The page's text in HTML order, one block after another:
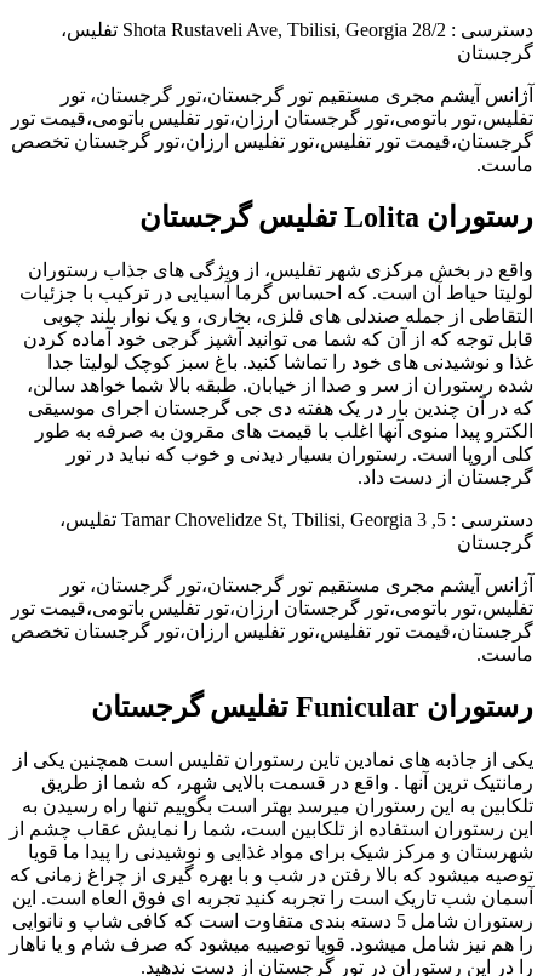
دسترسی : 28/2 Shota Rustaveli Ave, Tbilisi, Georgia تفلیس،
گرجستان
آژانس آیشم مجری مستقیم تور گرجستان،تور گرجستان، تور
تفلیس،تور باتومی،تور گرجستان ارزان،تور تفلیس باتومی،قیمت تور
گرجستان،قیمت تور تفلیس،تور تفلیس ارزان،تور گرجستان تخصص
ماست.
رستوران Lolita تفلیس گرجستان
واقع در بخش مرکزی شهر تفلیس، از ویژگی های جذاب رستوران
لولیتا حیاط آن است. که احساس گرما آسیایی در ترکیب با جزئیات
التقاطی از جمله صندلی های فلزی، بخاری، و یک نوار بلند چوبی
قابل توجه که از آن که شما می توانید آشپز گرجی خود آماده کردن
غذا و نوشیدنی های خود را تماشا کنید. باغ سبز کوچک لولیتا جدا
شده رستوران از سر و صدا از خیابان. طبقه بالا شما خواهد سالن،
که در آن چندین بار در یک هفته دی جی گرجستان اجرای موسیقی
الکترو پیدا منوی آنها اغلب با قیمت های مقرون به صرفه به طور
کلی اروپا است. رستوران بسیار دیدنی و خوب که نباید در تور
گرجستان از دست داد.
دسترسی : 5, 3 Tamar Chovelidze St, Tbilisi, Georgia تفلیس،
گرجستان
آژانس آیشم مجری مستقیم تور گرجستان،تور گرجستان، تور
تفلیس،تور باتومی،تور گرجستان ارزان،تور تفلیس باتومی،قیمت تور
گرجستان،قیمت تور تفلیس،تور تفلیس ارزان،تور گرجستان تخصص
ماست.
رستوران Funicular تفلیس گرجستان
یکی از جاذبه های نمادین تاین رستوران تفلیس است همچنین یکی از
رمانتیک ترین آنها . واقع در قسمت بالایی شهر، که شما از طریق
تلکابین به این رستوران میرسد بهتر است بگوییم تنها راه رسیدن به
این رستوران استفاده از تلکابین است، شما را نمایش عقاب چشم از
شهرستان و مرکز شیک برای مواد غذایی و نوشیدنی را پیدا ما قویا
توصیه میشود که بالا رفتن در شب و با بهره گیری از چراغ زمانی که
آسمان شب تاریک است را تجربه کنید تجربه ای فوق العاه است. این
رستوران شامل 5 دسته بندی متفاوت است که کافی شاپ و نانوایی
را هم نیز شامل میشود. قویا توصییه میشود که صرف شام و یا ناهار
را در این رستوران در تور گرجستان از دست ندهید.